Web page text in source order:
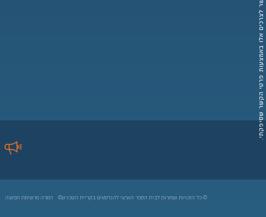
© כל הזכויות שמורות לבית הספר הארצי להנדסאים בקריית הטכניון© הסרה מרשימת תפוצה